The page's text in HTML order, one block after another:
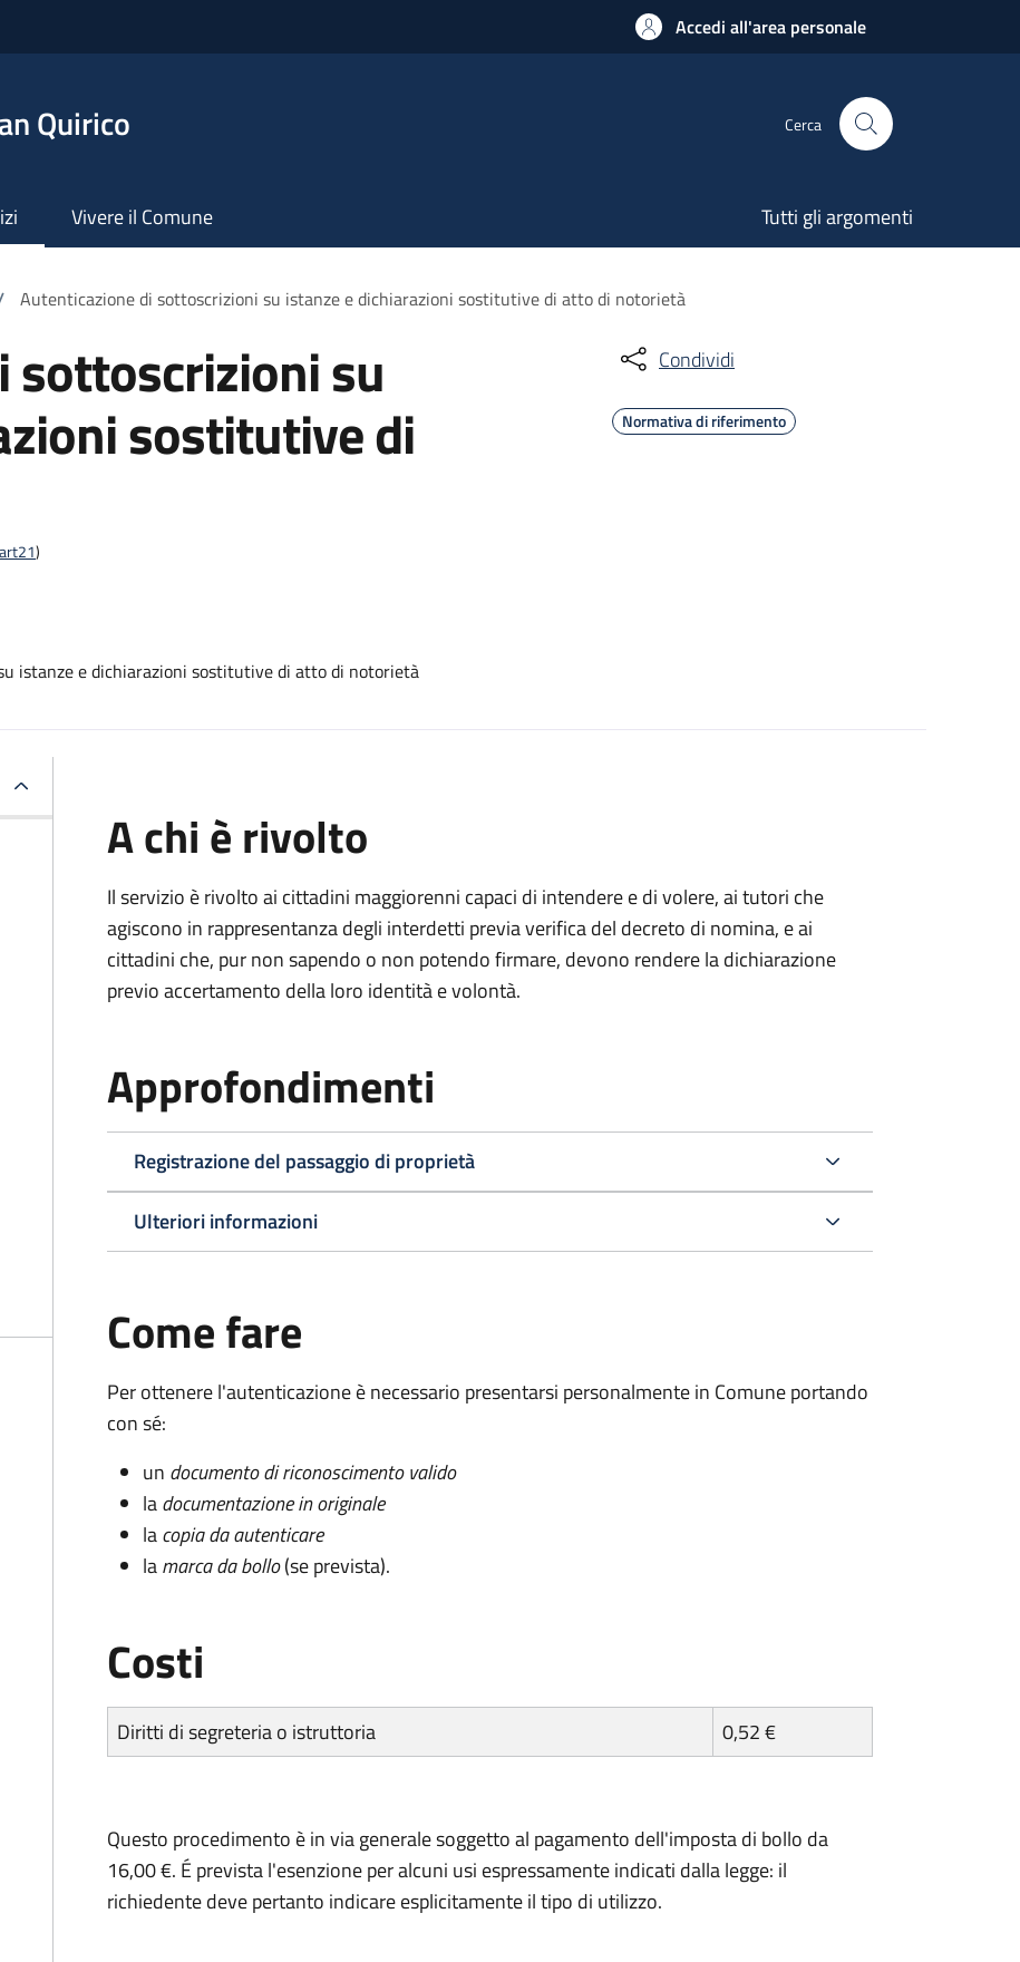
Accedi all'area personale
Quirico Cerca
Vivere il Comune Tutti gli argomenti
Autenticazione di sottoscrizioni su istanze e dichiarazioni sostitutive di atto di notorietà
sottoscrizioni su
sostitutive di
)
istanze e dichiarazioni sostitutive di atto di notorietà
Condividi
Normativa di riferimento
A chi è rivolto
Il servizio è rivolto ai cittadini maggiorenni capaci di intendere e di volere, ai tutori che
agiscono in rappresentanza degli interdetti previa verifica del decreto di nomina, e ai
cittadini che, pur non sapendo o non potendo firmare, devono rendere la dichiarazione
previo accertamento della loro identità e volontà.
Approfondimenti
Registrazione del passaggio di proprietà
Ulteriori informazioni
Come fare
Per ottenere l'autenticazione è necessario presentarsi personalmente in Comune portando
con sé:
un documento di riconoscimento valido
ladocumentazione in originale
lacopia da autenticare
lamarca da bollo(se prevista).
Costi
Diritti di segreteria o istruttoria 0,52 €
Questo procedimento è in via generale soggetto al pagamento dell'imposta di bollo da
16,00 €. É prevista l'esenzione per alcuni usi espressamente indicati dalla legge: il
richiedente deve pertanto indicare esplicitamente il tipo di utilizzo.